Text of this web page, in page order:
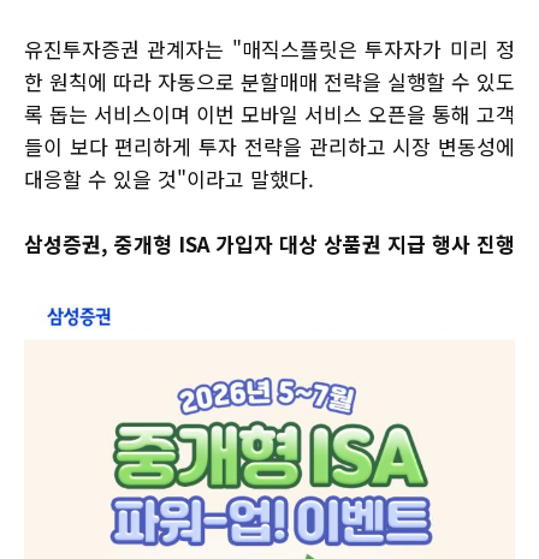
유진투자증권 관계자는 "매직스플릿은 투자자가 미리 정
한 원칙에 따라 자동으로 분할매매 전략을 실행할 수 있도
록 돕는 서비스이며 이번 모바일 서비스 오픈을 통해 고객
들이 보다 편리하게 투자 전략을 관리하고 시장 변동성에
대응할 수 있을 것"이라고 말했다.
삼성증권, 중개형 ISA 가입자 대상 상품권 지급 행사 진행